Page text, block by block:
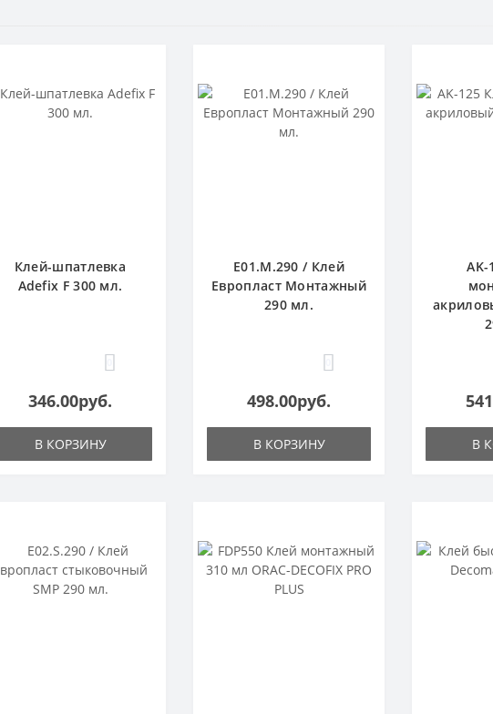
Клей-шпатлевка
Adefix F 300 мл.
346.00руб.
В КОРЗИНУ
E01.M.290 / Клей
Европласт Монтажный
290 мл.
498.00руб.
В КОРЗИНУ В